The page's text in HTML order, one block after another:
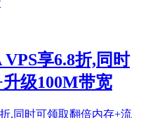
享6.8折,同时
级100M带宽